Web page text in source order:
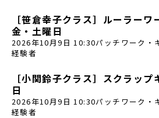
［笹倉幸子クラス］ルーラー
金・土曜日
2026年10月9日 10:30パッチワーク・
経験者
［小関鈴子クラス］スクラッ
日
2026年10月9日 10:30パッチワーク・
経験者